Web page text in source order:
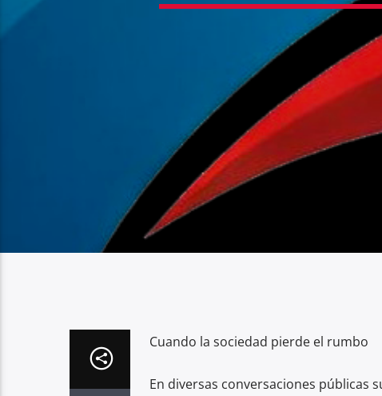
Cuando la sociedad pierde el rumbo
En diversas conversaciones públicas